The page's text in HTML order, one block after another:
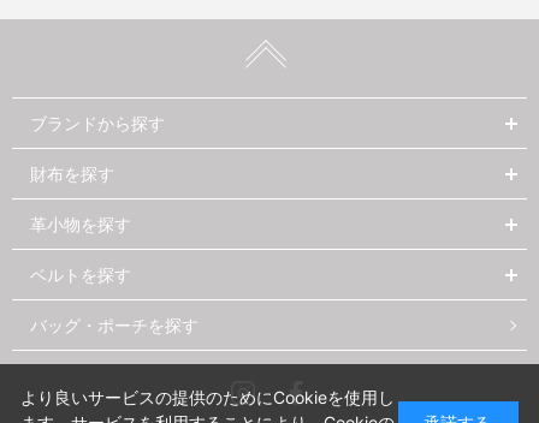
ブランドから探す
財布を探す
革小物を探す
ベルトを探す
バッグ・ポーチを探す
InstagramFacebook
より良いサービスの提供のためにCookieを使用し